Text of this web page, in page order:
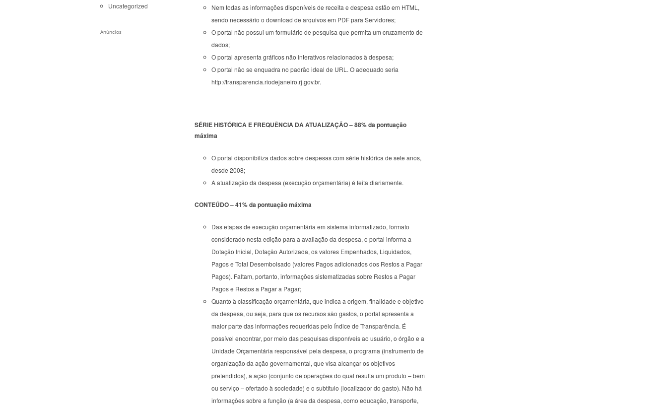
Nem todas as informações disponíveis de receita e despesa estão em HTML,
sendo necessário o download de arquivos em PDF para Servidores;
O portal não possui um formulário de pesquisa que permita um cruzamento de
dados;
O portal apresenta gráficos não interativos relacionados à despesa;
O portal não se enquadra no padrão ideal de URL. O adequado seria
http://transparencia.riodejaneiro.rj.gov.br.
SÉRIE HISTÓRICA E FREQUÊNCIA DA ATUALIZAÇÃO – 88% da pontuação
máxima
O portal disponibiliza dados sobre despesas com série histórica de sete anos,
desde 2008;
A atualização da despesa (execução orçamentária) é feita diariamente.
CONTEÚDO – 41% da pontuação máxima
Das etapas de execução orçamentária em sistema informatizado, formato
considerado nesta edição para a avaliação da despesa, o portal informa a
Dotação Inicial, Dotação Autorizada, os valores Empenhados, Liquidados,
Pagos e Total Desembolsado (valores Pagos adicionados dos Restos a Pagar
Pagos). Faltam, portanto, informações sistematizadas sobre Restos a Pagar
Pagos e Restos a Pagar a Pagar;
Quanto à classificação orçamentária, que indica a origem, finalidade e objetivo
da despesa, ou seja, para que os recursos são gastos, o portal apresenta a
maior parte das informações requeridas pelo Índice de Transparência. É
possível encontrar, por meio das pesquisas disponíveis ao usuário, o órgão e a
Unidade Orçamentária responsável pela despesa, o programa (instrumento de
organização da ação governamental, que visa alcançar os objetivos
pretendidos), a ação (conjunto de operações do qual resulta um produto – bem
ou serviço – ofertado à sociedade) e o subtítulo (localizador do gasto). Não há
informações sobre a função (a área da despesa, como educação, transporte,
Uncategorized
Anúncios